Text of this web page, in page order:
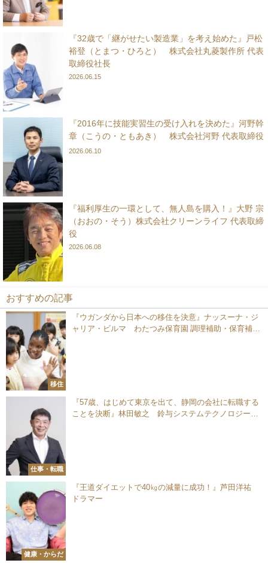
『32歳で「継がせたい製造業」を考え始めた』戸松
裕登（とまつ・ひろと） 株式会社丸菱製作所 代表
取締役社長
2026.06.15
『2016年に技能実習生の受け入れを決めた』河野幹
章（こうの・ともあき） 株式会社河野 代表取締役
2026.06.10
『福利厚生の一環として、無人島を購入！』大野 宗
（おおの・そう）株式会社クリーンライフ 代表取締
役
2026.06.08
おすすめの記事
移住
『ウガンダから日本への移住を決意』ナッスーナ・ジ
ャリア・ビルマ わたつみ保育園 調理補助・保育補助
仕事・転職
『57歳、はじめて東京を出て、静岡の会社に転職する
ことを決断』林田敏之 鈴与システムテクノロジー株
健康・からだ
『王道ダイエットで40㎏の減量に成功！』芦田洋祐
ドラマー